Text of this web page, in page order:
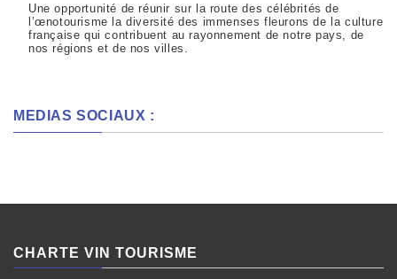
Une opportunité de réunir sur la route des célébrités de
l’œnotourisme la diversité des immenses fleurons de la culture
française qui contribuent au rayonnement de notre pays, de
nos régions et de nos villes.
MEDIAS SOCIAUX :
CHARTE VIN TOURISME